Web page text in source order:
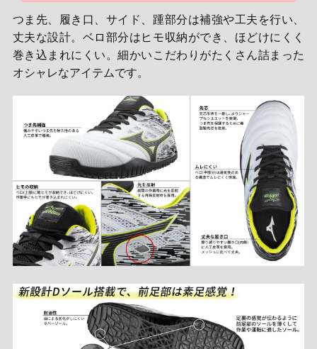
つま先、履き口、サイド、踵部分は補強や工夫を行い、
丈夫な設計。ベロ部分はヒモ収納ができ、ほどけにくく
巻き込まれにくい。細かいこだわりがたくさん詰まった
オシャレなアイテムです。